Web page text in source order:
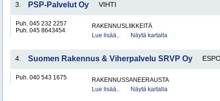
3. PSP-Palvelut Oy VIHTI
Puh. 045 232 2257
Puh. 045 8643454
RAKENNUSLIIKKEITÄ
Lue lisää..
Näytä kartalla
4. Suomen Rakennus & Viherpalvelu SRVP Oy
Puh. 040 543 1675
RAKENNUSSANEERAUSTA
Lue lisää..
Näytä kartalla